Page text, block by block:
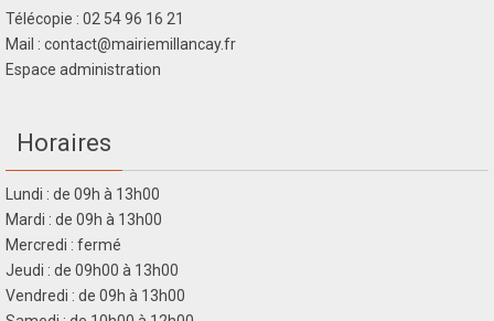
Télécopie : 02 54 96 16 21
Mail : contact@mairiemillancay.fr
Espace administration
Horaires
Lundi : de 09h à 13h00
Mardi : de 09h à 13h00
Mercredi : fermé
Jeudi : de 09h00 à 13h00
Vendredi : de 09h à 13h00